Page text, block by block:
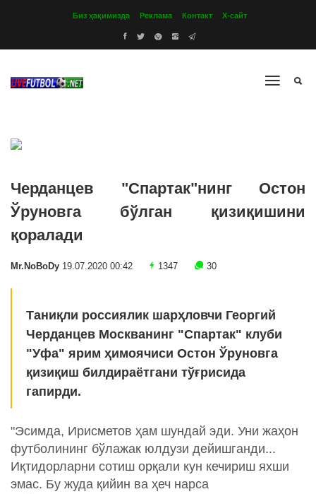
Биз ҳақимизда Реклама Контакт Х-сайт
Черданцев "Спартак"нинг Остон
Ўруновга бўлган қизиқишини
қоралади
Mr.NoBoDy 19.07.2020 00:42 1347 30
Таниқли россиялик шарҳловчи Георгий
Черданцев Москванинг "Спартак" клуби
"Уфа" ярим ҳимоячиси Остон Ўруновга
қизиқиш билдираётгани тўғрисида
гапирди.
"Эсимда, Ирисметов ҳам шундай эди. Уни жаҳон
футболининг бўлажак юлдузи дейишганди...
Иқтидорларни сотиш орқали кун кечириш яхши
эмас. Бу жуда қийин ва ҳеч нарса